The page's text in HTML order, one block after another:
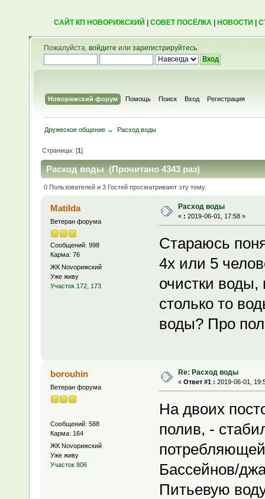
САЙТ КП НОВОРИЖСКИЙ СОВЕТ ПОСЁЛКА| НОВОСТИ
Пожалуйста, войдите или зарегистрируйтесь.
Новорижский форум Помощь Поиск Вход Регистрация
Дружеское общение → Расход воды
Страницы: [1]
Расход воды (Прочитано 4343 раз)
0 Пользователей и 3 Гостей просматривают эту тему.
Matilda
Ветеран форума
Сообщений: 998
Карма: 76
ЖК Novoрижский
Уже живу
Участок 172, 173
Расход воды
« : 2019-06-01, 17:58 »
Стараюсь
4х или 5
очистки воды,
столько то
воды? Про
borouhin
Ветеран форума
Сообщений: 588
Карма: 164
ЖК Novoрижский
Уже живу
Участок 806
Re: Расход воды
« Ответ #1 : 2019-06-01,
На двоих
полив, -
Бассейнов/
Питьевую